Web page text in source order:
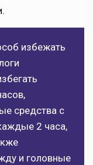
избежать
средства с
2 часа,
и головные